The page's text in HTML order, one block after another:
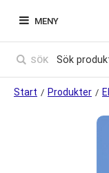
MENY
SÖK
Start / Produkter /